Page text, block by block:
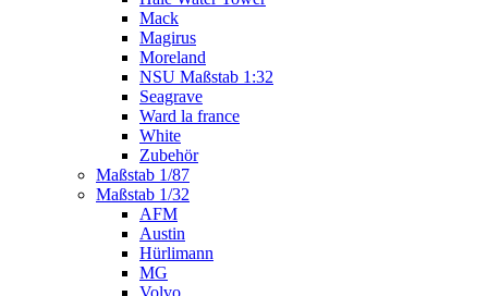
Mack
Magirus
Moreland
NSU Maßstab 1:32
Seagrave
Ward la france
White
Zubehör
Maßstab 1/87
Maßstab 1/32
AFM
Austin
Hürlimann
MG
Volvo